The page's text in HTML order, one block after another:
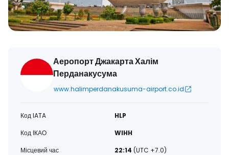
Аеропорт Джакарта Халім
Перданакусума
www.halimperdanakusuma-airport.co.id
Код IATA
HLP
Код ІКАО
WIHH
Місцевий час
22:14 (UTC +7.0)